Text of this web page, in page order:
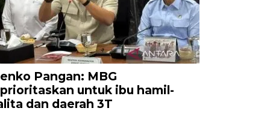
Pangan: MBG
untuk ibu hamil-
dan daerah 3T